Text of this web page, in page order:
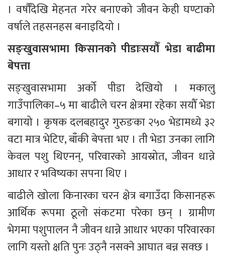
। वर्षौँदेखि मेहनत गरेर बनाएको जीवन केही घण्टाको
वर्षाले तहसनहस बनाइदियो ।
सङ्खुवासभामा किसानको पीडाःसयौँ भेडा बाढीमा
बेपत्ता
सङ्खुवासभामा अर्को पीडा देखियो । मकालु
गाउँपालिका–५ मा बाढीले चरन क्षेत्रमा रहेका सयौँ भेडा
बगायो । कृषक दलबहादुर गुरुङका २५० भेडामध्ये ३२
वटा मात्र भेटिए, बाँकी बेपत्ता भए । ती भेडा उनका लागि
केवल पशु थिएनन्, परिवारको आयस्रोत, जीवन धान्ने
आधार र भविष्यका सपना थिए ।
बाढीले खोला किनारका चरन क्षेत्र बगाउँदा किसानहरू
आर्थिक रूपमा ठूलो संकटमा परेका छन् । ग्रामीण
भेगमा पशुपालन नै जीवन धान्ने आधार भएका परिवारका
लागि यस्तो क्षति पुनः उठ्नै नसक्ने आघात बन्न सक्छ ।